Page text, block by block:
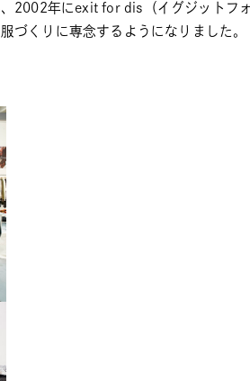
2002年にexit for dis（イグジットフォ
づくりに専念するようになりました。